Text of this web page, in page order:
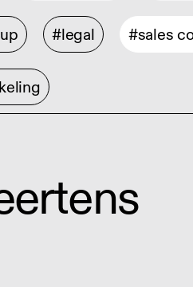
#legal #sales